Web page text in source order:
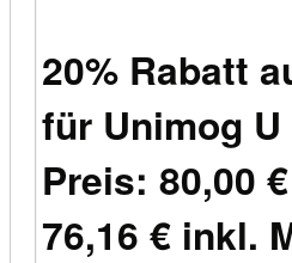
20% Rabatt
für Unimog U
Preis: 80,00
76,16 € inkl.